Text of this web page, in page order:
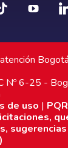
Nº 6-25 -
de uso |